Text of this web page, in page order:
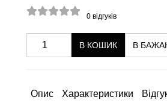
0 відгуків
В КОШИК В
Опис Характеристики